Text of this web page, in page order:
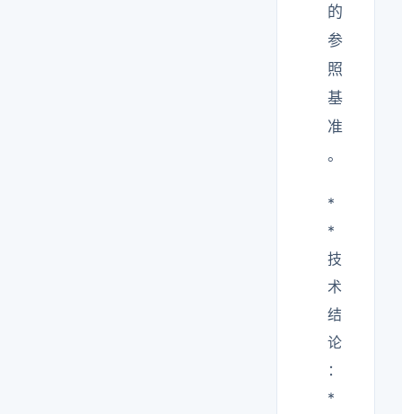
的
参
照
基
准
。
*
*
技
术
结
论
：
*